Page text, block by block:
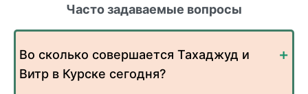
Часто задаваемые вопросы
Во сколько совершается Тахаджуд и
Витр в Курске сегодня?